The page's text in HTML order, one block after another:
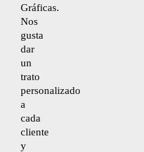
Gráficas.
Nos
gusta
dar
un
trato
personalizado
a
cada
cliente
y